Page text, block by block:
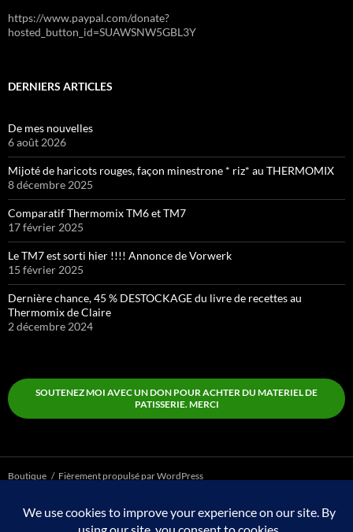
https://www.paypal.com/donate?
hosted_button_id=SUAWSNW5GBL3Y
DERNIERS ARTICLES
De mes nouvelles
6 août 2026
Mijoté de haricots rouges, façon minestrone * riz* au THERMOMIX
8 décembre 2025
Comparatif Thermomix TM6 et TM7
17 février 2025
Le TM7 est sorti hier !!!! Annonce de Vorwerk
15 février 2025
Dernière chance, 45 % DESTOCKAGE du livre de recettes au
Thermomix de Claire
2 décembre 2024
SOUTENEZ MOI AVEC UN DON POUR ACHTER DU MATERIEL DE
PATISSERIE. MERCI
Boutique Fièrement propulsé par WordPress